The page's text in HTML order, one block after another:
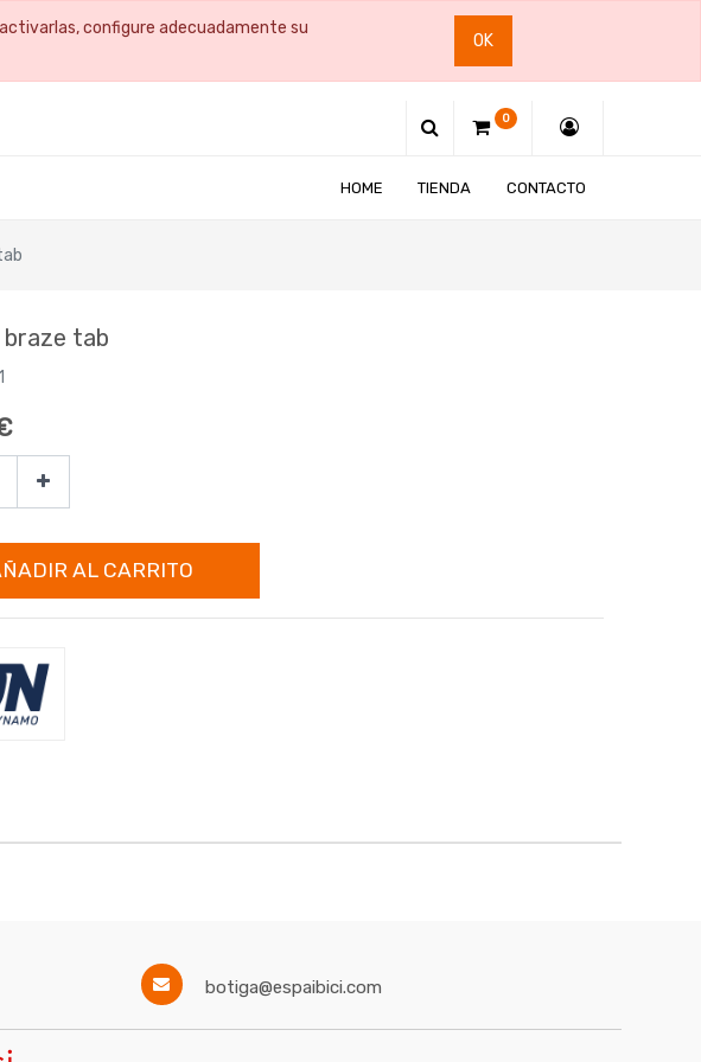
configure adecuadamente su
OK
0
HOME TIENDA CONTACTO
tab
AL CARRITO
botiga@espaibici.com